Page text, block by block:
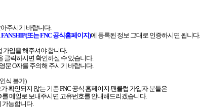
주시기 바랍니다.
FANSHIP(또는FNC공식홈페이지)에 등록된 정보 그대로 인증하시면 됩니다.
가입을 해주셔야 합니다.
클릭하시면 확인하실 수 있습니다.
문O자를 주의해 주시기 바랍니다.
식 불가)
확인되지 않는 기존FNC 공식 홈페이지 팬클럽 가입자 분들은
를 메일로 보내주시면 고유번호를 안내해드리겠습니다.
가능합니다.